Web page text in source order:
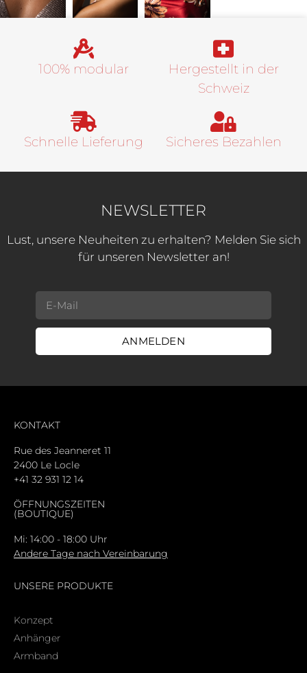
100% modular
Hergestellt in der
Schweiz
Schnelle Lieferung Sicheres Bezahlen
NEWSLETTER
Lust, unsere Neuheiten zu erhalten? Melden Sie sich
für unseren Newsletter an!
ANMELDEN
KONTAKT
Rue des Jeanneret 11
2400 Le Locle
+41 32 931 12 14
ÖFFNUNGSZEITEN
(BOUTIQUE)
Mi: 14:00 - 18:00 Uhr
Andere Tage nach Vereinbarung
UNSERE PRODUKTE
Konzept
Anhänger
Armband